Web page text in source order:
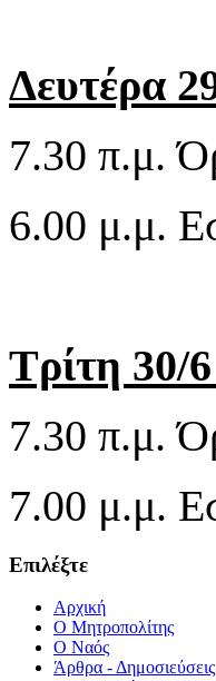
Δευτέρα
7.30 π.μ.
6.00 μ.μ.
Τρίτη 30/6
7.30 π.μ.
7.00 μ.μ.
Επιλέξτε
Αρχική
Ο Μητροπολίτης
O Ναός
Άρθρα - Δημοσιεύσεις